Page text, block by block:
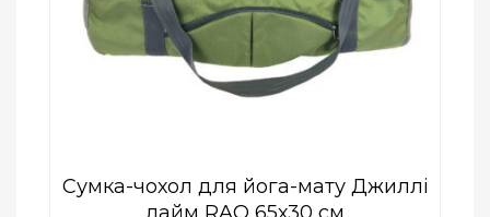
Сумка-чохол для йога-мату Джиллі
ПРИДБАТИ
Add to Wishlist